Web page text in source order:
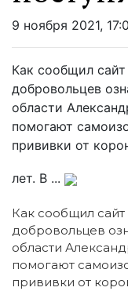
9 ноября 2021,
Как сообщил
добровольцев
области
помогают
прививки от
лет. В ...
Как сообщил сайт
добровольцев
области
помогают
прививки от